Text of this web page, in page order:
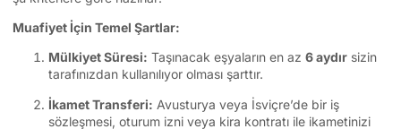
Muafiyet İçin Temel Şartlar:
Mülkiyet Süresi: Taşınacak eşyaların en az 6 aydır sizin
tarafınızdan kullanılıyor olması şarttır.
İkamet Transferi: Avusturya veya İsviçre’de bir iş
sözleşmesi, oturum izni veya kira kontratı ile ikametinizi